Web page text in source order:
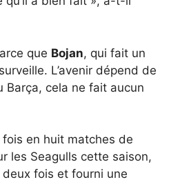
que Bojan, qui fait un
L’avenir dépend de
Barça, cela ne fait aucun
en huit matches de
les Seagulls cette saison,
deux fois et fourni une